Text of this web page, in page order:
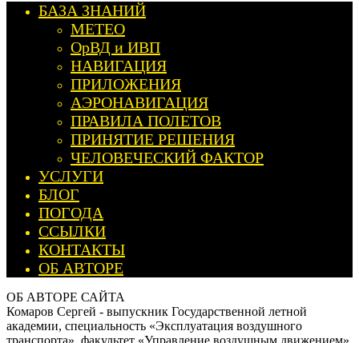
БАЗА ЗНАНИЙ
МЕТЕО
ОрВД и ИВП
НАВИГАЦИЯ
ПРИЛОЖЕНИЯ
АЭРОНАВИГАЦИЯ
ПРАВИЛА ПОЛЕТОВ
ПРИНЯТИЕ РЕШЕНИЯ
ЧЕЛОВЕЧЕСКИЙ ФАКТОР
УСЛУГИ
БЛОГ
ПОГОДА
ССЫЛКИ
КОНТАКТЫ
ОБ АВТОРЕ
ОБ АВТОРЕ САЙТА
Комаров Сергей - выпускник Государственной летной
академии, специальность «Эксплуатация воздушного
транспорта», факультет «Управление воздушным движением»,